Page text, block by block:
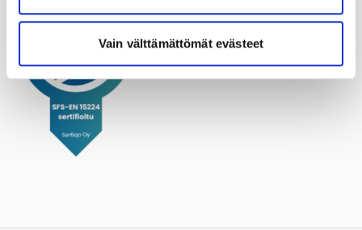
Vain välttämättömät evästeet